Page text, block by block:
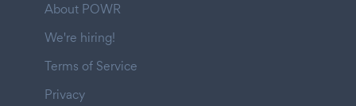
About POWR
We're hiring!
Terms of Service
Privacy